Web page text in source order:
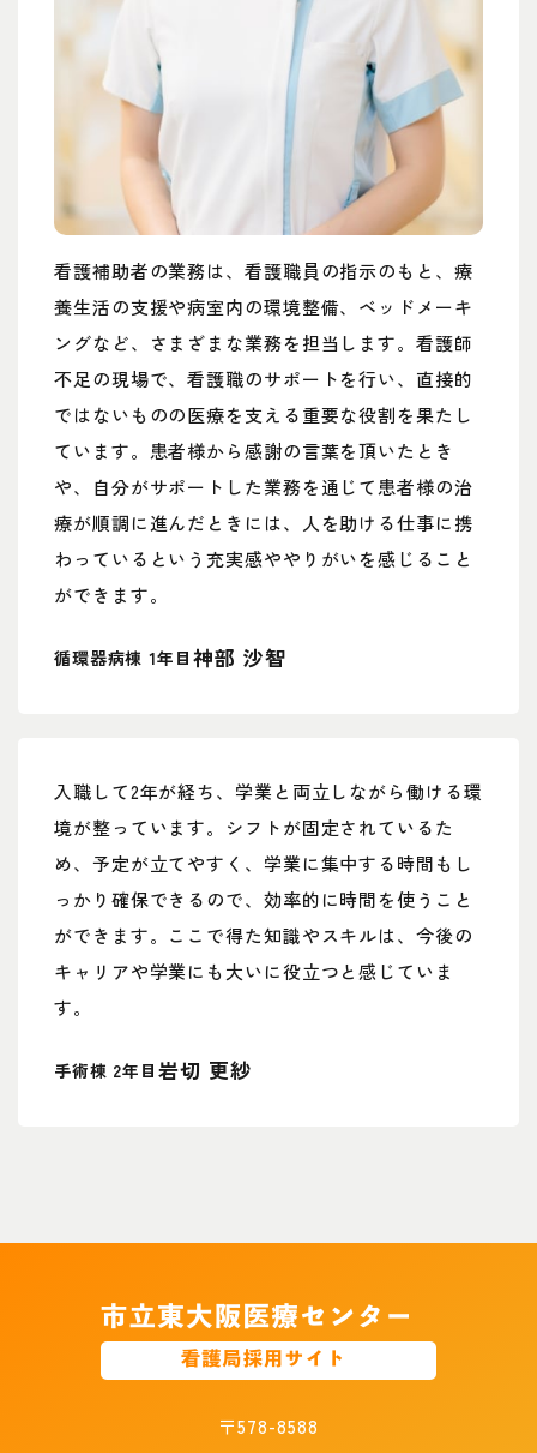
看護補助者の業務は、看護職員の指示のもと、療
養生活の支援や病室内の環境整備、ベッドメーキ
ングなど、さまざまな業務を担当します。看護師
不足の現場で、看護職のサポートを行い、直接的
ではないものの医療を支える重要な役割を果たし
ています。患者様から感謝の言葉を頂いたとき
や、自分がサポートした業務を通じて患者様の治
療が順調に進んだときには、人を助ける仕事に携
わっているという充実感ややりがいを感じること
ができます。
循環器病棟 1年目 神部 沙智
入職して2年が経ち、学業と両立しながら働ける環
境が整っています。シフトが固定されているた
め、予定が立てやすく、学業に集中する時間もし
っかり確保できるので、効率的に時間を使うこと
ができます。ここで得た知識やスキルは、今後の
キャリアや学業にも大いに役立つと感じていま
す。
手術棟 2年目 岩切 更紗
〒578-8588